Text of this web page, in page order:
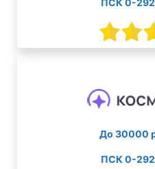
До 30000
ПСК 0-